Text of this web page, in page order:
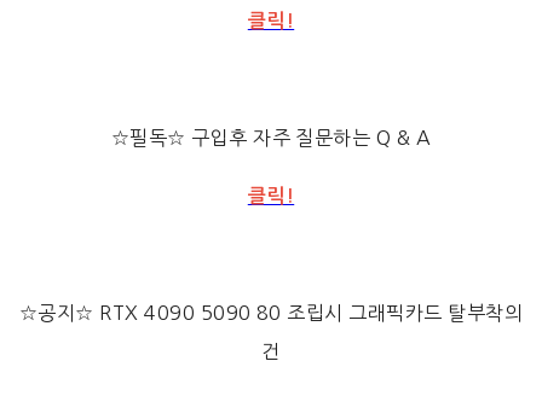
클릭!
☆필독☆ 구입후 자주 질문하는 Q & A
클릭!
☆공지☆ RTX 4090 5090 80 조립시 그래픽카드 탈부착의
건